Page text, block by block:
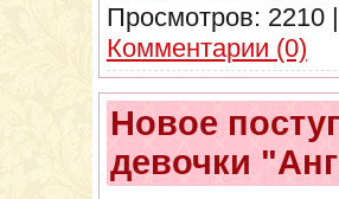
Просмотров: 2210
Комментарии (0)
Новое
девочки